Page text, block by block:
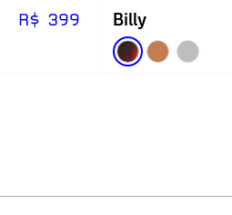
R$ 399 Billy